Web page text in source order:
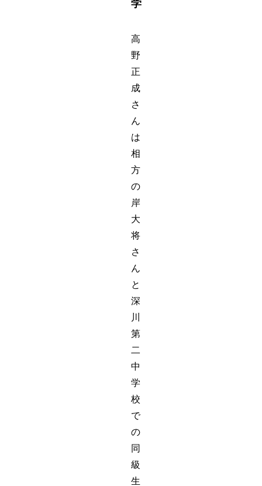
学
高
野
正
成
さ
ん
は
相
方
の
岸
大
将
さ
ん
と
深
川
第
二
中
学
校
で
の
同
級
生